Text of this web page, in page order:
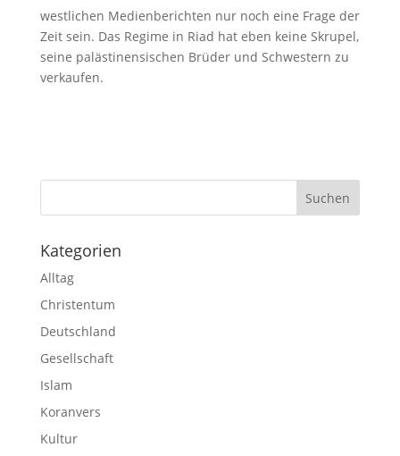
westlichen Medienberichten nur noch eine Frage der
Zeit sein. Das Regime in Riad hat eben keine Skrupel,
seine palästinensischen Brüder und Schwestern zu
verkaufen.
Kategorien
Alltag
Christentum
Deutschland
Gesellschaft
Islam
Koranvers
Kultur